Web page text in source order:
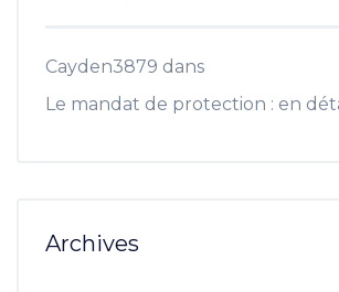
Cayden3879 dans
Le mandat de protection : en
Archives